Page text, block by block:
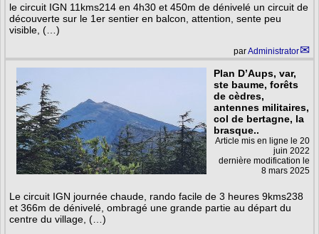
le circuit IGN 11kms214 en 4h30 et 450m de dénivelé un circuit de
découverte sur le 1er sentier en balcon, attention, sente peu
visible, (…)
parAdministrator
Plan D’Aups, var,
ste baume, forêts
de cèdres,
antennes militaires,
col de bertagne, la
brasque..
Le circuit IGN journée chaude, rando facile de 3 heures 9kms238
et 366m de dénivelé, ombragé une grande partie au départ du
centre du village, (…)
Article mis en ligne le 20
juin 2022
dernière modification le
8 mars 2025